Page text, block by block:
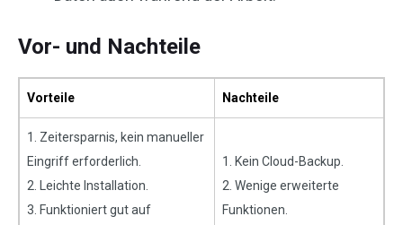
Vor- und Nachteile
Vorteile Nachteile
1. Zeitersparnis, kein manueller
Eingriff erforderlich.
2. Leichte Installation.
3. Funktioniert gut auf
1. Kein Cloud-Backup.
2. Wenige erweiterte
Funktionen.